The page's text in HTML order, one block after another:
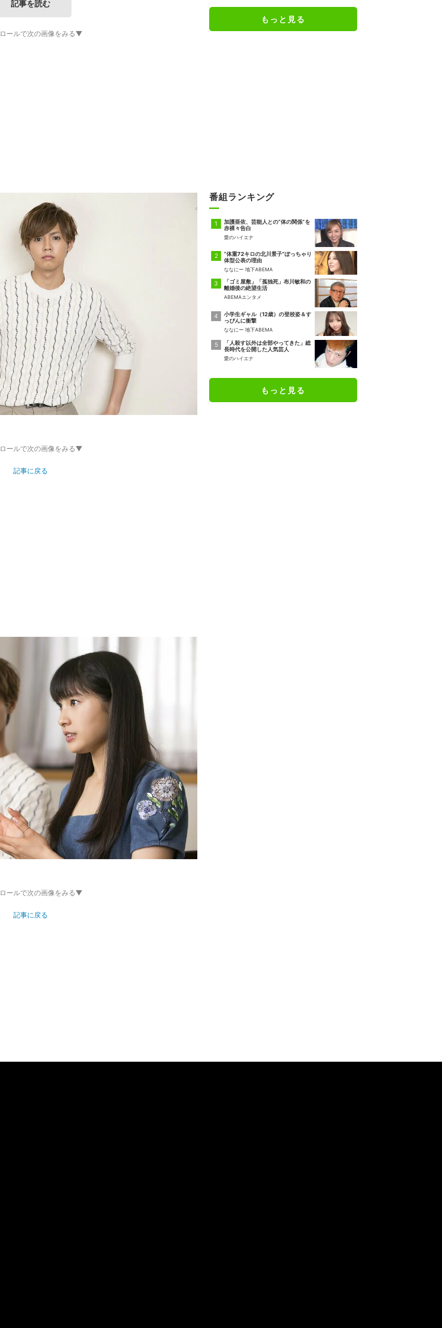
記事を読む
ールで次の画像をみる▼
ールで次の画像をみる▼
記事に戻る
ールで次の画像をみる▼
記事に戻る
もっと見る
番組ランキング
加護亜依、芸能人との“体の関係”を
赤裸々告白
愛のハイエナ
“体重72キロの北川景子”ぽっちゃり
体型公表の理由
ななにー 地下ABEMA
「ゴミ屋敷」「孤独死」布川敏和の
離婚後の絶望生活
ABEMAエンタメ
小学生ギャル（12歳）の登校姿＆す
っぴんに衝撃
ななにー 地下ABEMA
「人殺す以外は全部やってきた」総
長時代を公開した人気芸人
愛のハイエナ
もっと見る